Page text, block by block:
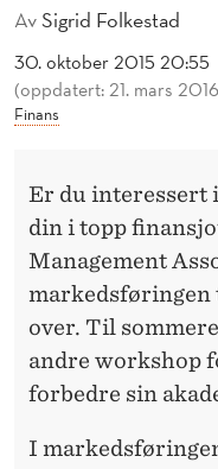
K
E
R
AvSigrid Folkestad
30. oktober 2015 20:55
(oppdatert: 21. mars
Finans
Er du interessert
din i topp
Management
markedsføringen
over. Til
andre workshop
forbedre sin
I